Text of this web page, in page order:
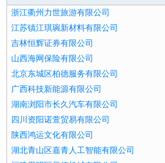
浙江衢州力世旅游有限公司
江苏镇江琪琬新材料有限公司
吉林恒辉证券有限公司
山西海网保险有限公司
北京东城区柏德服务有限公司
广西科技新能源有限公司
湖南浏阳市长久汽车有限公司
四川资阳诺萱贸易有限公司
陕西鸿运文化有限公司
湖北青山区嘉青人工智能有限公司